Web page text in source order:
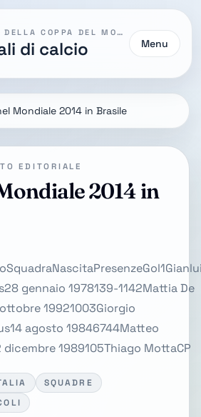
LA STORIA DELLA COPPA DEL MONDO
di calcio Menu
Mondiale 2014 in Brasile
EDITORIALE
2014 in
gennaio 1978139-1142Mattia De
19921003Giorgio
agosto 19846744Matteo
dicembre 1989105Thiago MottaCP
SQUADRE